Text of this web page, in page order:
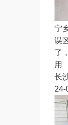
宁
误
了
用
长
24-